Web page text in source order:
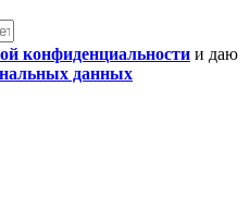
конфиденциальности и даю
данных